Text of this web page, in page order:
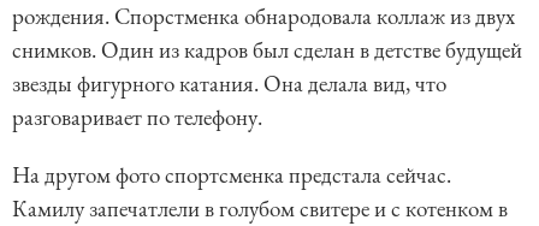
рождения. Спорстменка обнародовала коллаж из двух
снимков. Один из кадров был сделан в детстве будущей
звезды фигурного катания. Она делала вид, что
разговаривает по телефону.
На другом фото спортсменка предстала сейчас.
Камилу запечатлели в голубом свитере и с котенком в